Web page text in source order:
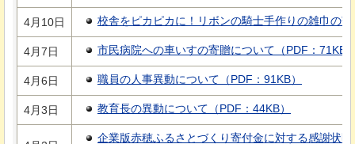
4月10日 校舎をピカピカに！リボンの騎士手作りの雑巾の
4月7日 市民病院への車いすの寄贈について（PDF：71KB
4月6日 職員の人事異動について（PDF：91KB）
4月3日 教育長の異動について（PDF：44KB）
企業版赤穂ふるさとづくり寄付金に対する感謝状